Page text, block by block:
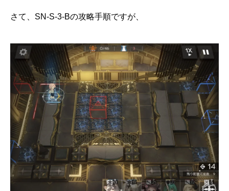
さて、SN-S-3-Bの攻略手順ですが、